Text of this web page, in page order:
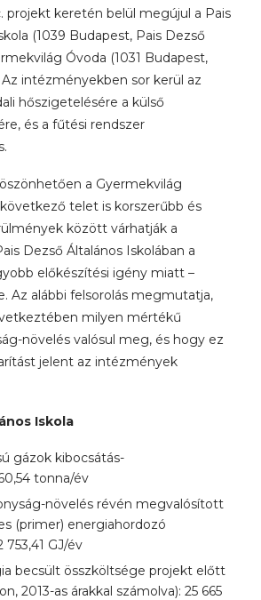
projekt keretén belül megújul a Pais
(1039 Budapest, Pais Dezső
Óvoda (1031 Budapest,
intézményekben sor kerül az
hőszigetelésére a külső
és a fűtési rendszer
a Gyermekvilág
telet is korszerűbb és
között várhatják a
Dezső Általános Iskolában a
előkészítési igény miatt –
Az alábbi felsorolás megmutatja,
milyen mértékű
növelés valósul meg, és hogy ez
jelent az intézmények
Iskola
gázok kibocsátás-
tonna/év
növelés révén megvalósított
(primer) energiahordozó
GJ/év
becsült összköltsége projekt előtt
2013-as árakkal számolva): 25 665